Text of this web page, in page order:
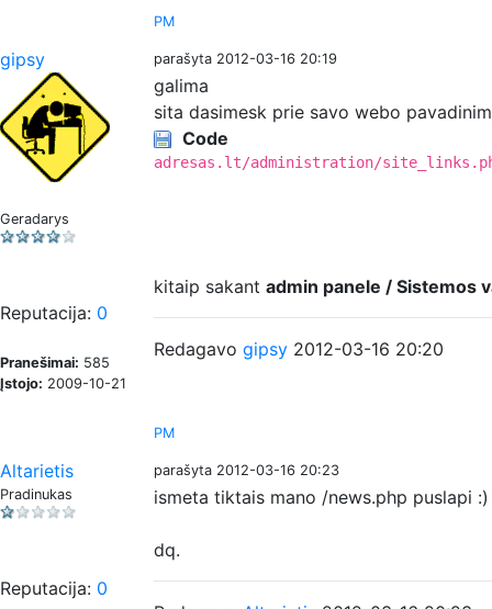
PM
gipsy parašyta 2012-03-16 20:19
Geradarys
Reputacija: 0
Pranešimai: 585
Įstojo: 2009-10-21
galima
sita dasimesk prie savo webo
Code
adresas.lt/administration/
kitaip sakant admin panele / Sistemos
Redagavo gipsy 2012-03-16 20:20
PM
Altarietis
parašyta 2012-03-16 20:23
Pradinukas
Reputacija: 0
ismeta tiktais mano /news.php puslapi :)
dq.